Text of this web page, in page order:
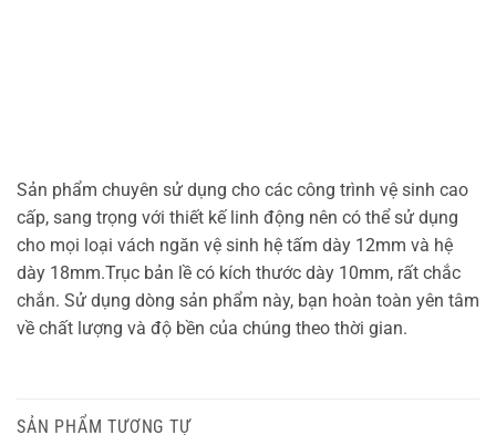
Sản phẩm chuyên sử dụng cho các công trình vệ sinh cao
cấp, sang trọng với thiết kế linh động nên có thể sử dụng
cho mọi loại vách ngăn vệ sinh hệ tấm dày 12mm và hệ
dày 18mm.Trục bản lề có kích thước dày 10mm, rất chắc
chắn. Sử dụng dòng sản phẩm này, bạn hoàn toàn yên tâm
về chất lượng và độ bền của chúng theo thời gian.
SẢN PHẨM TƯƠNG TỰ